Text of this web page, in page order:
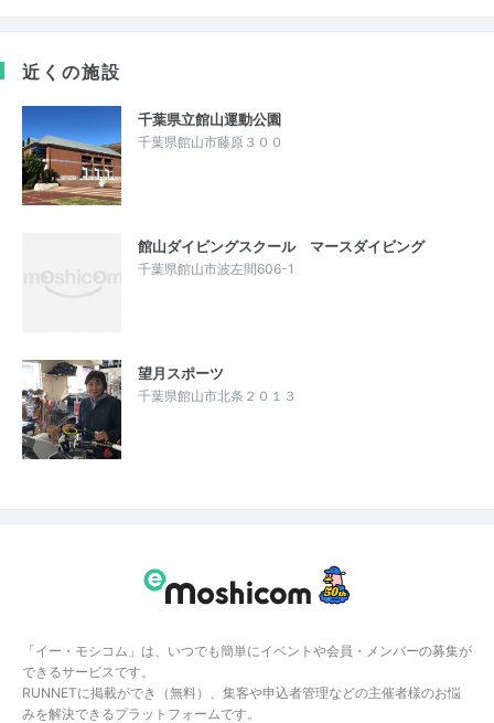
近くの施設
千葉県立館山運動公園
千葉県館山市藤原３００
館山ダイビングスクール マースダイビング
千葉県館山市波左間606-1
望月スポーツ
千葉県館山市北条２０１３
「イー・モシコム」は、いつでも簡単にイベントや会員・メンバーの募集が
できるサービスです。
RUNNETに掲載ができ（無料）、集客や申込者管理などの主催者様のお悩
みを解決できるプラットフォームです。